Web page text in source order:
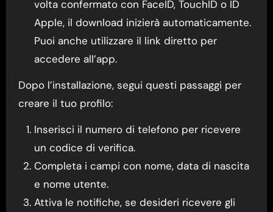
volta confermato con FaceID, TouchID o ID
Apple, il download inizierà automaticamente.
Puoi anche utilizzare il link diretto per
accedere all’app.
Dopo l’installazione, segui questi passaggi per
creare il tuo profilo:
Inserisci il numero di telefono per ricevere
un codice di verifica.
Completa i campi con nome, data di nascita
e nome utente.
Attiva le notifiche, se desideri ricevere gli